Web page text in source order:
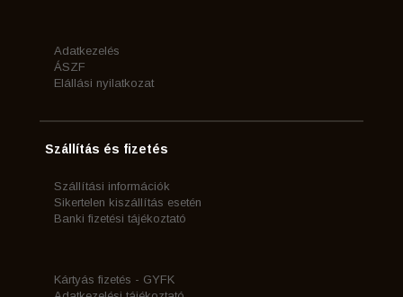
Adatkezelés
ÁSZF
Elállási nyilatkozat
Szállítás és fizetés
Szállítási információk
Sikertelen kiszállítás esetén
Banki fizetési tájékoztató
Kártyás fizetés - GYFK